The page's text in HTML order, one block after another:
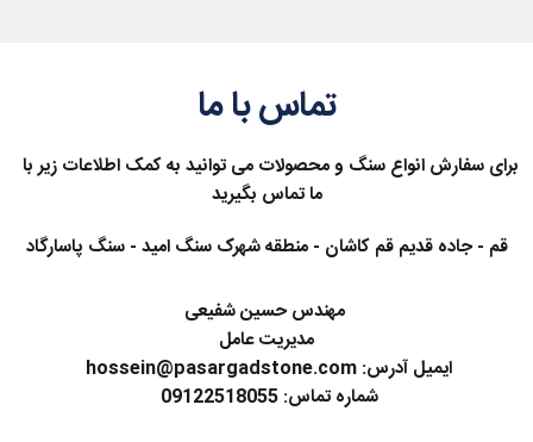
تماس با ما
ما تماس بگیرید
قم - جاده قدیم قم کاشان - منطقه شهرک سنگ امید - سنگ پاسارگاد
مهندس حسین شفیعی
مدیریت عامل
ایمیل آدرس: hossein@pasargadstone.com
شماره تماس: 09122518055